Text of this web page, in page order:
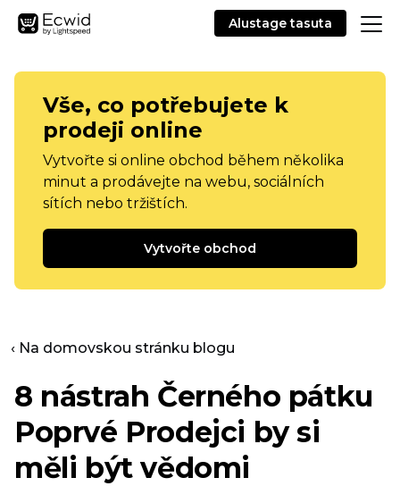
Alustage tasuta
Vše, co potřebujete k
prodeji online
Vytvořte si online obchod během několika
minut a prodávejte na webu, sociálních
sítích nebo tržištích.
Vytvořte obchod
‹ Na domovskou stránku blogu
8 nástrah Černého pátku
Poprvé Prodejci by si
měli být vědomi